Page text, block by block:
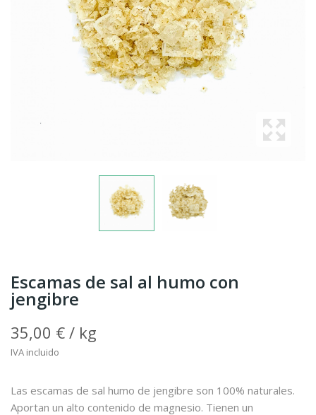
Escamas de sal al humo con
jengibre
35,00 € / kg
IVA incluido
Las escamas de sal humo de jengibre son 100% naturales.
Aportan un alto contenido de magnesio. Tienen un